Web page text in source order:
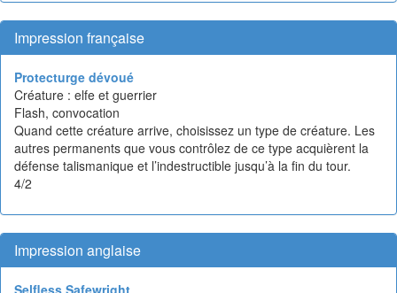
Impression française
Protecturge dévoué
Créature : elfe et guerrier
Flash, convocation
Quand cette créature arrive, choisissez un type de créature. Les
autres permanents que vous contrôlez de ce type acquièrent la
défense talismanique et l’indestructible jusqu’à la fin du tour.
4/2
Impression anglaise
Selfless Safewright